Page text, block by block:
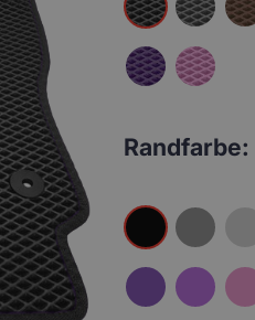
Randfarbe: